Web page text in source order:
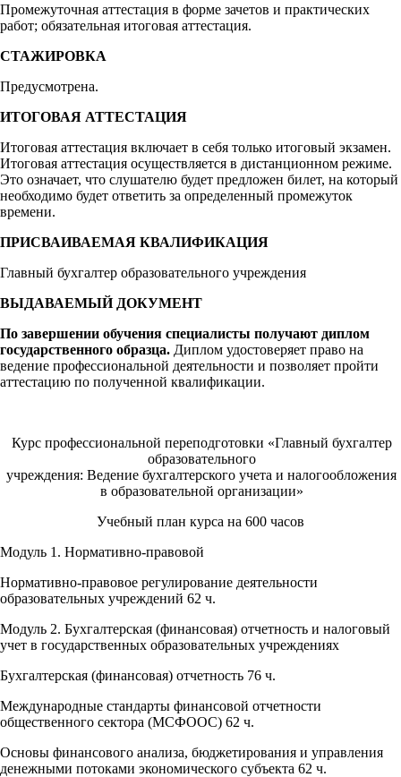
Промежуточная аттестация в форме зачетов и практических
работ; обязательная итоговая аттестация.
СТАЖИРОВКА
Предусмотрена.
ИТОГОВАЯ АТТЕСТАЦИЯ
Итоговая аттестация включает в себя только итоговый экзамен.
Итоговая аттестация осуществляется в дистанционном режиме.
Это означает, что слушателю будет предложен билет, на который
необходимо будет ответить за определенный промежуток
времени.
ПРИСВАИВАЕМАЯ КВАЛИФИКАЦИЯ
Главный бухгалтер образовательного учреждения
ВЫДАВАЕМЫЙ ДОКУМЕНТ
По завершении обучения специалисты получают диплом
государственного образца. Диплом удостоверяет право на
ведение профессиональной деятельности и позволяет пройти
аттестацию по полученной квалификации.
Курс профессиональной переподготовки «Главный бухгалтер
образовательного
учреждения: Ведение бухгалтерского учета и налогообложения
в образовательной организации»
Учебный план курса на 600 часов
Модуль 1. Нормативно-правовой
Нормативно-правовое регулирование деятельности
образовательных учреждений 62 ч.
Модуль 2. Бухгалтерская (финансовая) отчетность и налоговый
учет в государственных образовательных учреждениях
Бухгалтерская (финансовая) отчетность 76 ч.
Международные стандарты финансовой отчетности
общественного сектора (МСФООС) 62 ч.
Основы финансового анализа, бюджетирования и управления
денежными потоками экономического субъекта 62 ч.